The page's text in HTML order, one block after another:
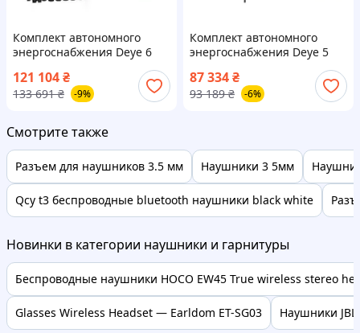
Комплект автономного
энергоснабжения Deye 6
кВт + Deye 10.24 кВтг / SUN-
6K-SG03LP1-EU + 2 SE-G5.1
Pro-B / низьковольтний
121 104₴
133 691 ₴ -9%
Комплект автономного
энергоснабжения Deye 5
кВт + Deye 5.12 кВтч / SUN-
5K-SG05LP1-EU + SE-F5 Pro-C
/ низковольтный
87 334₴
93 189 ₴ -6%
Смотрите также
Разъем для наушников 3.5 мм Наушники 3 5мм
Qcy t3 беспроводные bluetooth наушники black white
Новинки в категории наушники и гарнитуры
Беспроводные наушники HOCO EW45 True wireless stereo
Glasses Wireless Headset — Earldom ET-SG03 Наушники JBL